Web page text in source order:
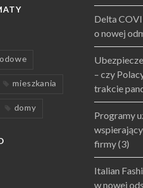
mieszkania
domy
Delta
o nowej
– czy
trakcie
Programy
firmy(3)
Italian
w nowej